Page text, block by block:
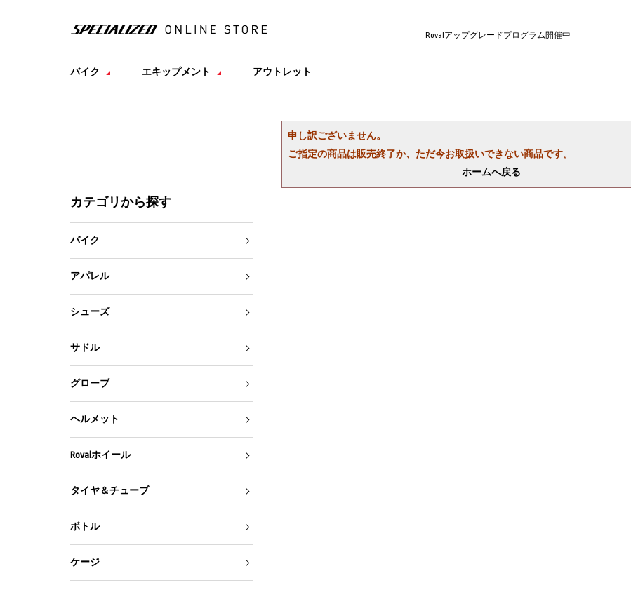
Rovalアップグレードプログラム開催中
バイク エキップメント アウトレット
申し訳ございません。
ご指定の商品は販売終了か、ただ今お取扱いできない商品です。
ホームへ戻る
カテゴリから探す
バイク
アパレル
シューズ
サドル
グローブ
ヘルメット
Rovalホイール
タイヤ＆チューブ
ボトル
ケージ